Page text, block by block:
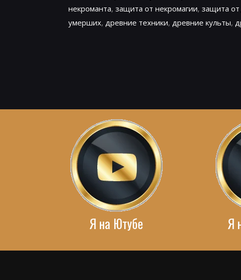
некроманта, защита от некромагии, защита от
умерших, древние техники, древние культы,
Я на Ютубе Я